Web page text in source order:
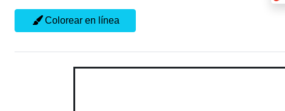
Colorear en línea